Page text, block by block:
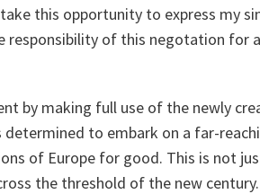
this opportunity to express my
responsibility of this negotation for
by making full use of the newly
to embark on a far-
of Europe for good. This is not
the threshold of the new century.